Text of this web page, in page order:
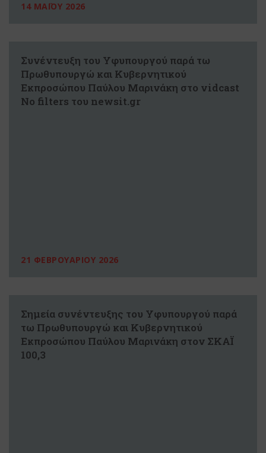
14 ΜΑΪΟΥ 2026
Συνέντευξη του Υφυπουργού παρά τω
Πρωθυπουργώ και Κυβερνητικού
Εκπροσώπου Παύλου Μαρινάκη στο vidcast
No filters του newsit.gr
21 ΦΕΒΡΟΥΑΡΙΟΥ 2026
Σημεία συνέντευξης του Υφυπουργού παρά
τω Πρωθυπουργώ και Κυβερνητικού
Εκπροσώπου Παύλου Μαρινάκη στον ΣΚΑΪ
100,3